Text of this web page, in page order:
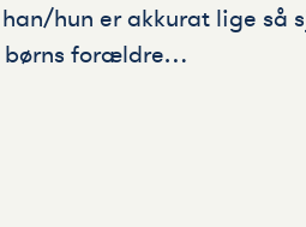
hun er akkurat lige så
børns forældre…